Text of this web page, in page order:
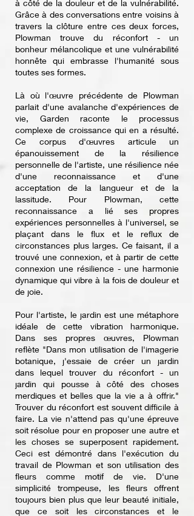
à côté de la douleur et de la vulnérabilité.
Grâce à des conversations entre voisins à
travers la clôture entre ces deux forces,
Plowman trouve du réconfort - un
bonheur mélancolique et une vulnérabilité
honnête qui embrasse l'humanité sous
toutes ses formes.
Là où l'œuvre précédente de Plowman
parlait d'une avalanche d'expériences de
vie, Garden raconte le processus
complexe de croissance qui en a résulté.
Ce corpus d'œuvres articule un
épanouissement de la résilience
personnelle de l'artiste, une résilience née
d'une reconnaissance et d'une
acceptation de la langueur et de la
lassitude. Pour Plowman, cette
reconnaissance a lié ses propres
expériences personnelles à l'universel, se
plaçant dans le flux et le reflux de
circonstances plus larges. Ce faisant, il a
trouvé une connexion, et à partir de cette
connexion une résilience - une harmonie
dynamique qui vibre à la fois de douleur et
de joie.
Pour l'artiste, le jardin est une métaphore
idéale de cette vibration harmonique.
Dans ses propres œuvres, Plowman
reflète "Dans mon utilisation de l'imagerie
botanique, j'essaie de créer un jardin
dans lequel trouver du réconfort - un
jardin qui pousse à côté des choses
merdiques et belles que la vie a à offrir."
Trouver du réconfort est souvent difficile à
faire. La vie n'attend pas qu'une épreuve
soit résolue pour en proposer une autre et
les choses se superposent rapidement.
Ceci est démontré dans l'exécution du
travail de Plowman et son utilisation des
fleurs comme motif de vie. D'une
simplicité trompeuse, les fleurs offrent
toujours bien plus que leur beauté initiale,
que ce soit les circonstances et le